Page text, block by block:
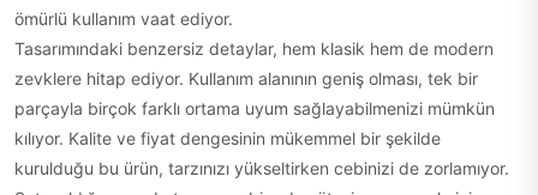
ömürlü kullanım vaat ediyor.
Tasarımındaki benzersiz detaylar, hem klasik hem de modern
zevklere hitap ediyor. Kullanım alanının geniş olması, tek bir
parçayla birçok farklı ortama uyum sağlayabilmenizi mümkün
kılıyor. Kalite ve fiyat dengesinin mükemmel bir şekilde
kurulduğu bu ürün, tarzınızı yükseltirken cebinizi de zorlamıyor.